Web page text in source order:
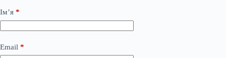
Ім’я *
Email *